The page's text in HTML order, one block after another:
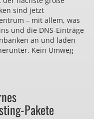
sind jetzt
– mit allem, was
und die DNS-Einträge
an und laden
Kein Umweg
Pakete